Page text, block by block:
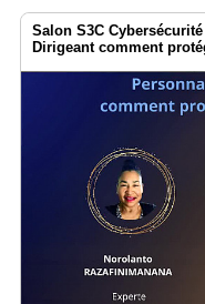
Salon S3C
Dirigeant comment